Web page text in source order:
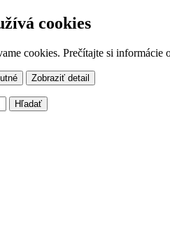
cookies
cookies. Prečítajte si
Zobraziť detail